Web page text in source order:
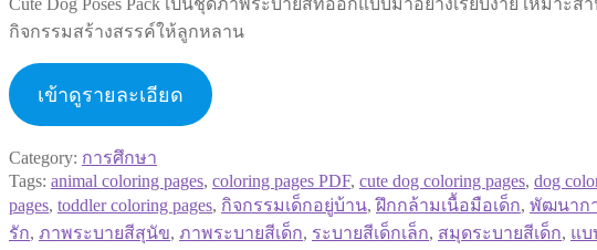
Cute Dog Poses Pack เป็นชุดภาพระบายสีที่ออกแบบมาอย่างเรียบง่าย เหม
กิจกรรมสร้างสรรค์ให้ลูกหลาน
เข้าดูรายละเอียด
Category: การศึกษา
Tags: animal coloring pages, coloring pages PDF, cute dog coloring pages, dog
pages, toddler coloring pages, กิจกรรมเด็กอยู่บ้าน,ฝึกกล้ามเนื้อมือเด็ก, พัฒนาก
รัก, ภาพระบายสีสุนัข, ภาพระบายสีเด็ก, ระบายสีเด็กเล็ก, สมุดระบายสีเด็ก, แบ